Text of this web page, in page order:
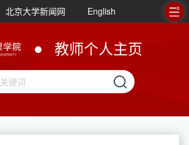
北京大学新闻网 English
教师个人主页